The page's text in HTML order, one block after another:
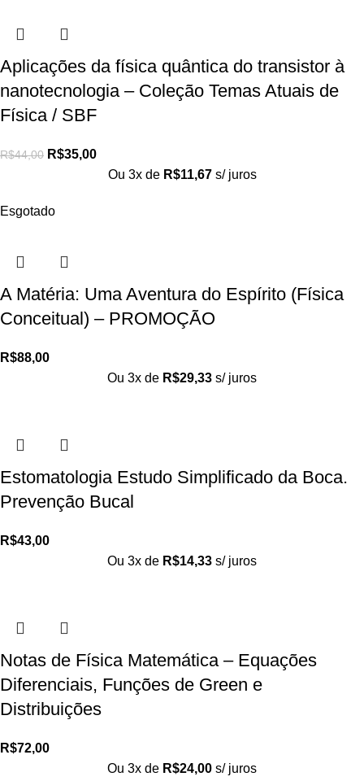
Aplicações da física quântica do transistor à
nanotecnologia – Coleção Temas Atuais de
Física / SBF
R$44,00 R$35,00
Ou 3x de R$11,67 s/ juros
Esgotado
A Matéria: Uma Aventura do Espírito (Física
Conceitual) – PROMOÇÃO
R$88,00
Ou 3x de R$29,33 s/ juros
Estomatologia Estudo Simplificado da Boca.
Prevenção Bucal
R$43,00
Ou 3x de R$14,33 s/ juros
Notas de Física Matemática – Equações
Diferenciais, Funções de Green e
Distribuições
R$72,00
Ou 3x de R$24,00 s/ juros